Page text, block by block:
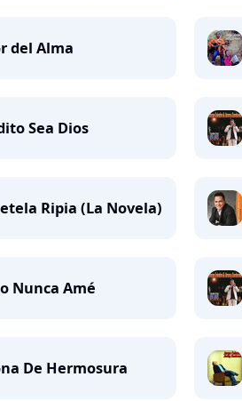
del Alma
Sea Dios
Ripia (La Novela)
Nunca Amé
De Hermosura